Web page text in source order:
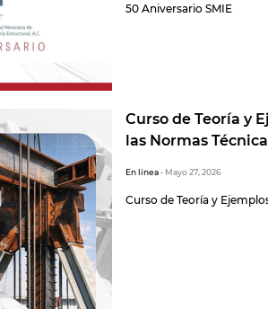
50 Aniversario SMIE
Curso de Teoría y
las Normas
En línea- Mayo 27, 2026
Curso de Teoría y